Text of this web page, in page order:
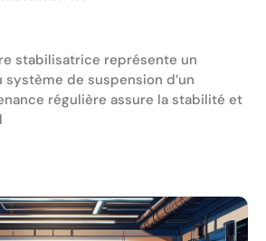
stabilisatrice représente un
de suspension d’un
régulière assure la stabilité et